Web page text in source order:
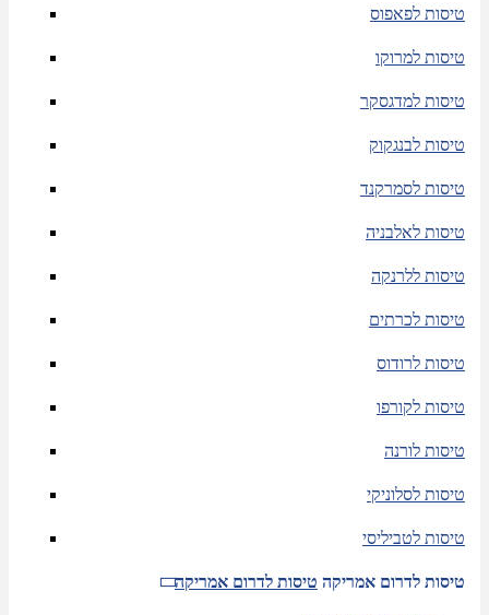
טיסות לפאפוס
טיסות למרוקו
טיסות למדגסקר
טיסות לבנגקוק
טיסות לסמרקנד
טיסות לאלבניה
טיסות ללרנקה
טיסות לכרתים
טיסות לרודוס
טיסות לקורפו
טיסות לורנה
טיסות לסלוניקי
טיסות לטביליסי
טיסות לדרום אמריקה טיסות לדרום אמריקה